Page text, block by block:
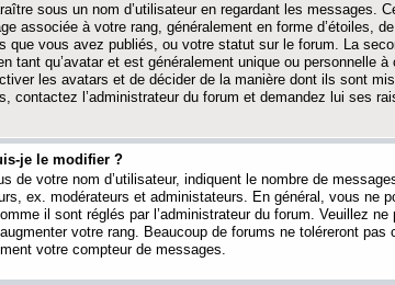
sous un nom d’utilisateur en regardant les messages.
associée à votre rang, généralement en forme d’étoiles,
que vous avez publiés, ou votre statut sur le forum. La
tant qu’avatar et est généralement unique ou personnelle à
les avatars et de décider de la manière dont ils sont
contactez l’administrateur du forum et demandez lui ses
je le modifier ?
de votre nom d’utilisateur, indiquent le nombre de
ex. modérateurs et administateurs. En général, vous ne
il sont réglés par l’administrateur du forum. Veuillez ne
votre rang. Beaucoup de forums ne toléreront pas
votre compteur de messages.